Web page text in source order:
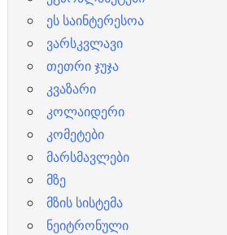
ეს საინტერესოა
ვარსკვლავი
თეთრი ჯუჯა
კვაზარი
კოლაიდერი
კომეტები
მარსმავლები
მზე
მზის სისტემა
ნეიტრონული